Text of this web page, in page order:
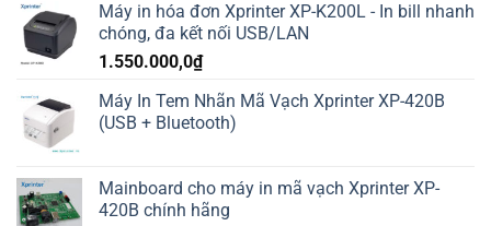
Máy in hóa đơn Xprinter XP-K200L - In bill nhanh
chóng, đa kết nối USB/LAN
1.550.000,0₫
Máy In Tem Nhãn Mã Vạch Xprinter XP-420B
(USB + Bluetooth)
Mainboard cho máy in mã vạch Xprinter XP-
420B chính hãng